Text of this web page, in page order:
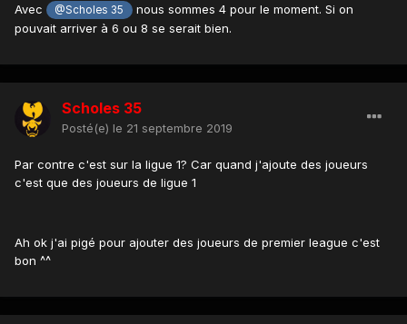
Avec @Scholes 35
nous sommes 4 pour le moment. Si on
pouvait arriver à 6 ou 8 se serait bien.
Scholes 35
Posté(e) le 21 septembre 2019
Par contre c'est sur la ligue 1? Car quand j'ajoute des joueurs
c'est que des joueurs de ligue 1
Ah ok j'ai pigé pour ajouter des joueurs de premier league c'est
bon ^^